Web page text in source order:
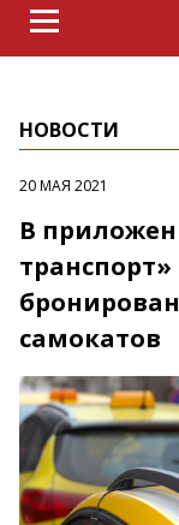
НОВОСТИ
20 МАЯ 2021
В
самокатов